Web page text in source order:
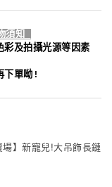
須知
及拍攝光源等因素
下單呦!
】新寵兒!大吊飾長鏈